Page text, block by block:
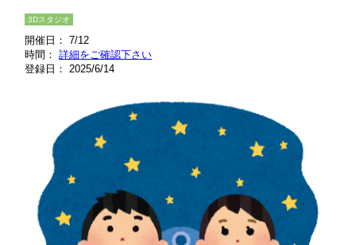
3Dスタジオ
開催日： 7/12
時間：詳細をご確認下さい
登録日： 2025/6/14